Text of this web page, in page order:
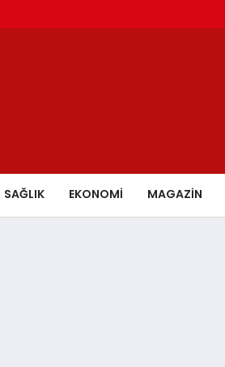
SAĞLIK EKONOMİ MAGAZİN